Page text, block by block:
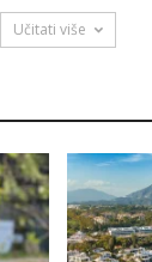
Učitati više